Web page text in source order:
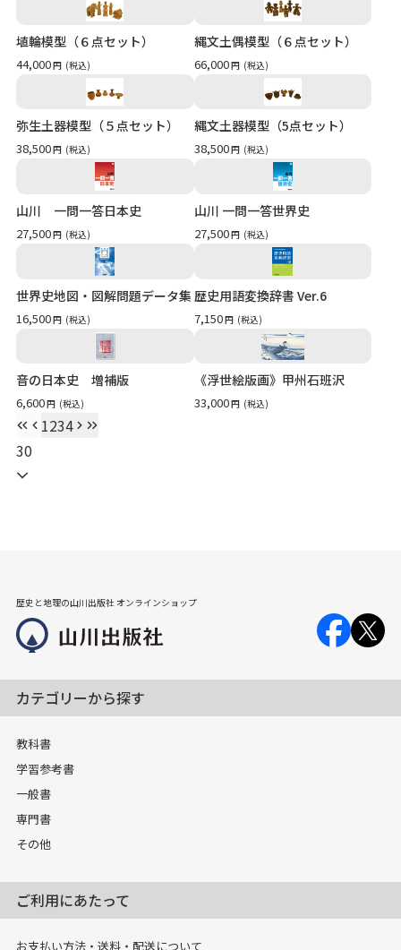
埴輪模型（６点セット）
44,000円 (税込)
縄文土偶模型（６点セット）
66,000円 (税込)
弥生土器模型（５点セット）
38,500円 (税込)
縄文土器模型（5点セット）
38,500円 (税込)
山川 一問一答日本史
27,500円 (税込)
山川 一問一答世界史
27,500円 (税込)
世界史地図・図解問題データ集
16,500円 (税込)
歴史用語変換辞書 Ver.6
7,150円 (税込)
音の日本史 増補版
6,600円 (税込)
《浮世絵版画》甲州石班沢
33,000円 (税込)
1234
30
歴史と地理の山川出版社 オンラインショップ
カテゴリーから探す
教科書
学習参考書
一般書
専門書
その他
ご利用にあたって
お支払い方法・送料・配送について